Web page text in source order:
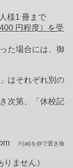
様1 冊まで
円程度）を受
た場合には、御
はそれぞれ別の
次第、「休校記
※(at)を@で置き換
ません）